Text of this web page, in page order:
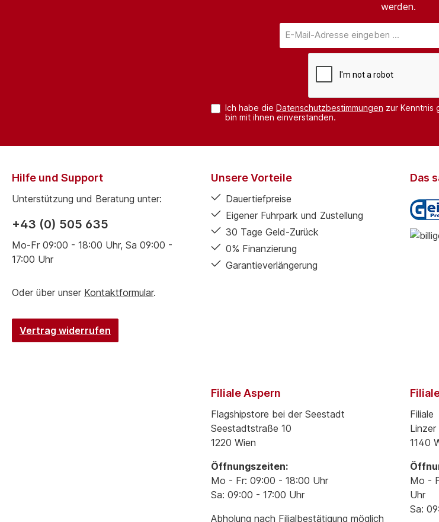
werden.
Mail-
Adresse*
Ich habe die Datenschutzbestimmungen zur Kenntnis
bin mit ihnen einverstanden.
Hilfe und Support
Unterstützung und Beratung unter:
+43 (0) 505 635
Mo-Fr 09:00 - 18:00 Uhr, Sa 09:00 -
17:00 Uhr
Oder über unser Kontaktformular.
Vertrag widerrufen
Unsere Vorteile
Dauertiefpreise
Eigener Fuhrpark und Zustellung
30 Tage Geld-Zurück
0% Finanzierung
Garantieverlängerung
Das
Filiale Aspern
Flagshipstore bei der Seestadt
Seestadtstraße 10
1220 Wien
Öffnungszeiten:
Mo - Fr: 09:00 - 18:00 Uhr
Sa: 09:00 - 17:00 Uhr
Abholung nach Filialbestätigung möglich
Filiale
1140
Mo -
Uhr
Sa: